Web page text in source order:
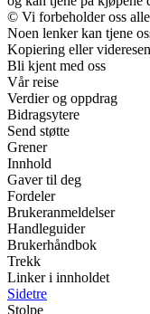
© Vi forbeholder oss
Noen lenker kan tjene
Kopiering eller
Bli kjent med oss
Vår reise
Verdier og oppdrag
Bidragsytere
Send støtte
Grener
Innhold
Gaver til deg
Fordeler
Brukeranmeldelser
Handleguider
Brukerhåndbok
Trekk
Linker i innholdet
Sidetre
Stolpe